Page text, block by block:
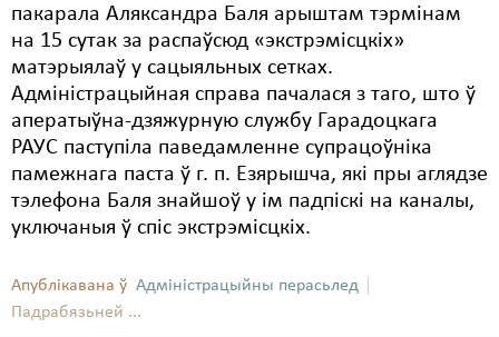
пакарала Аляксандра Баля арыштам тэрмінам
на 15 сутак за распаўсюд «экстрэмісцкіх»
матэрыялаў у сацыяльных сетках.
Адміністрацыйная справа пачалася з таго, што ў
аператыўна-дзяжурную службу Гарадоцкага
РАУС паступіла паведамленне супрацоўніка
памежнага паста ў г. п. Езярышча, які пры аглядзе
тэлефона Баля знайшоў у ім падпіскі на каналы,
уключаныя ў спіс экстрэмісцкіх.
Апублікавана ў Адміністрацыйны перасьлед
Падрабязьней ...